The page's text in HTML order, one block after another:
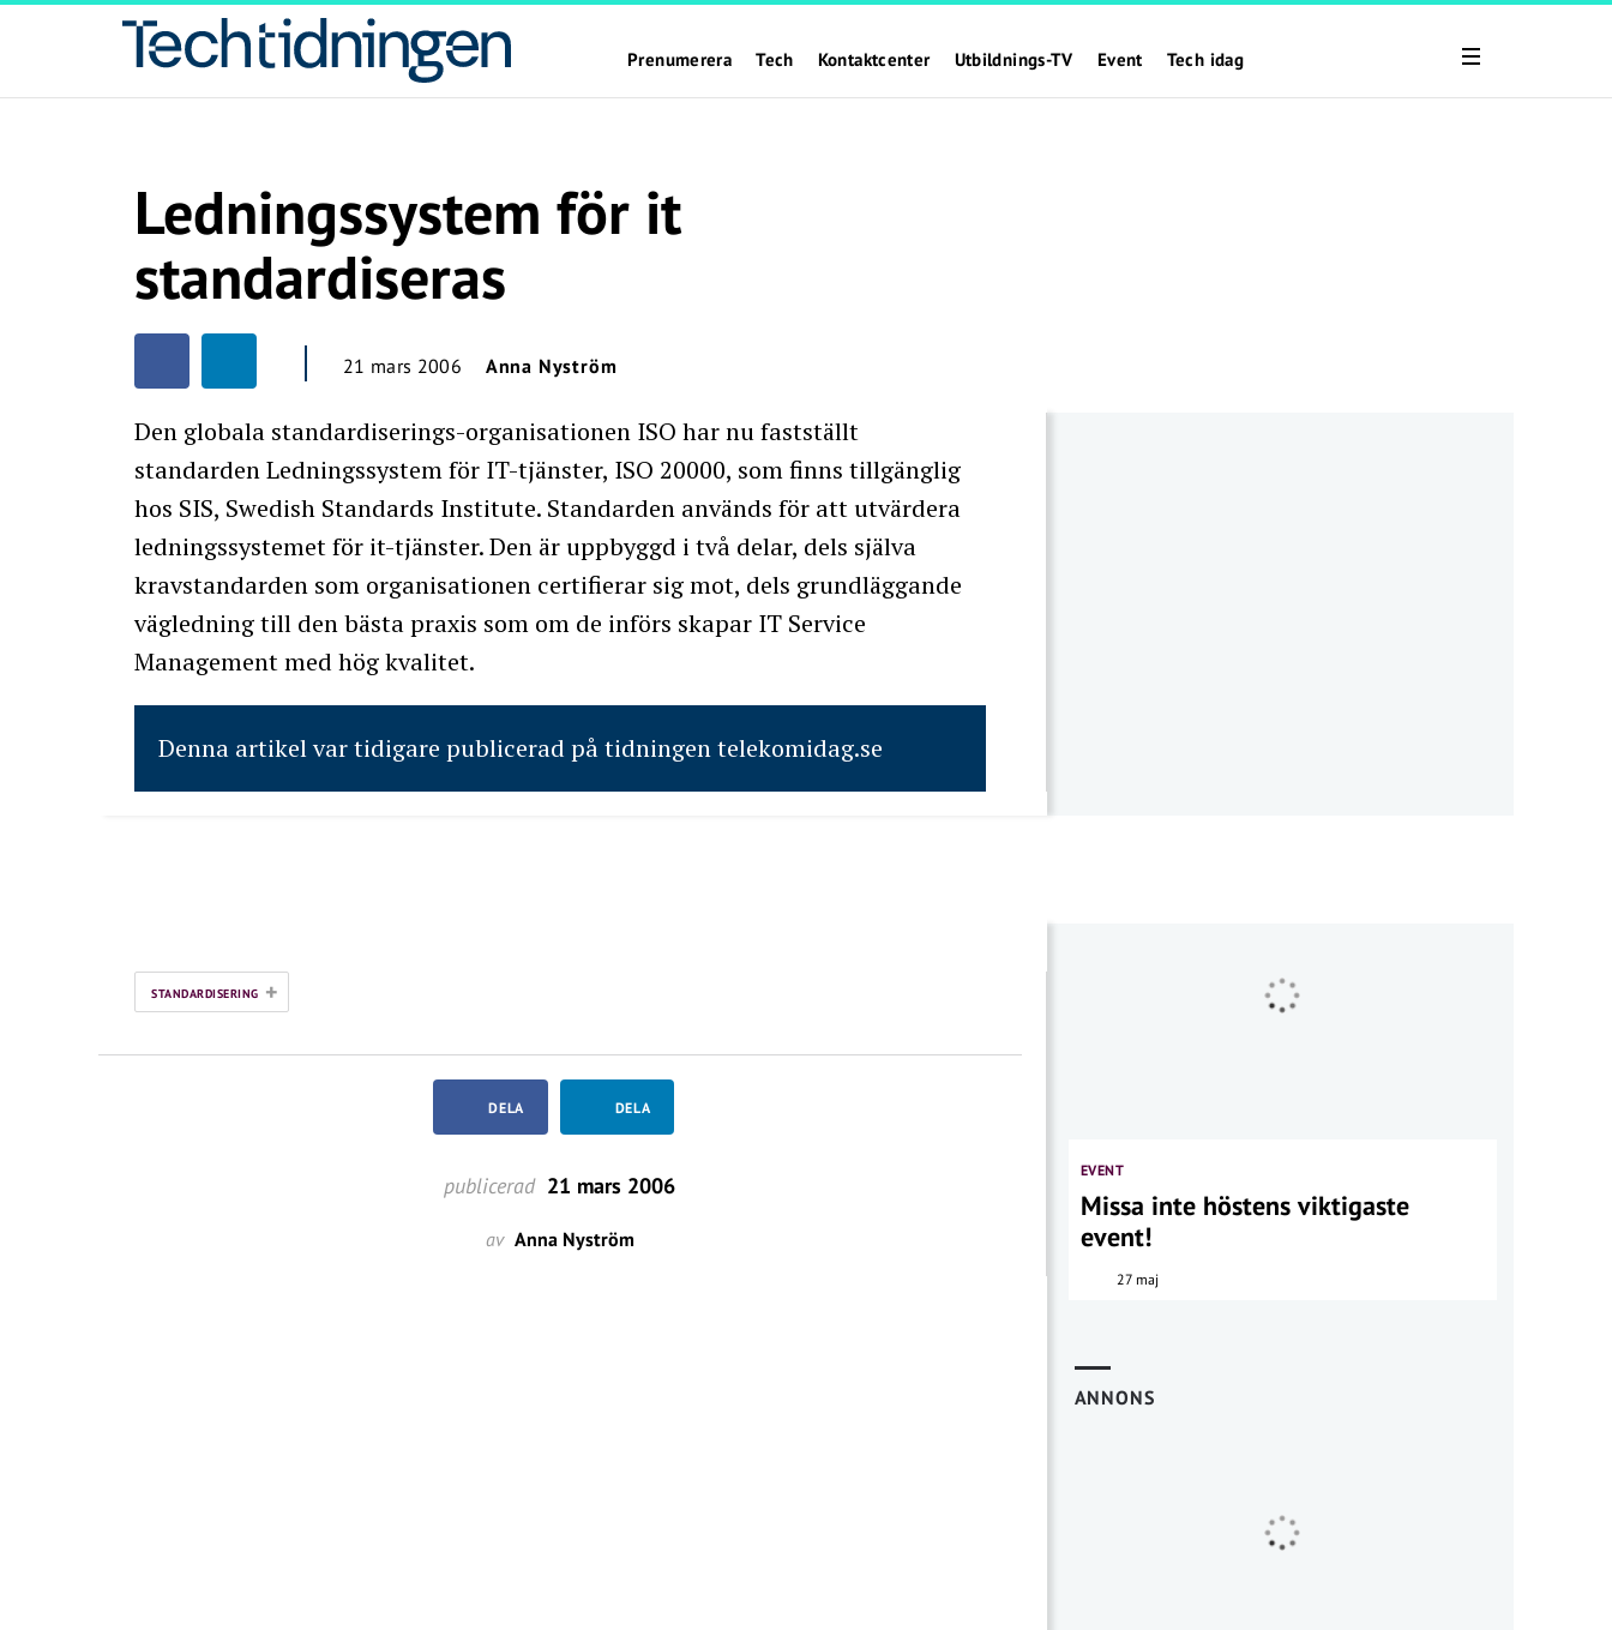
Prenumerera Tech Kontaktcenter Utbildnings-TV Event Tech idag
Ledningssystem för it
standardiseras
21 mars 2006 Anna Nyström
Den globala standardiserings-organisationen ISO har nu fastställt
standarden Ledningssystem för IT-tjänster, ISO 20000, som finns tillgänglig
hos SIS, Swedish Standards Institute. Standarden används för att utvärdera
ledningssystemet för it-tjänster. Den är uppbyggd i två delar, dels själva
kravstandarden som organisationen certifierar sig mot, dels grundläggande
vägledning till den bästa praxis som om de införs skapar IT Service
Management med hög kvalitet.
Denna artikel var tidigare publicerad på tidningen telekomidag.se
STANDARDISERING +
DELA DELA
publicerad 21 mars 2006
av Anna Nyström
EVENT
Missa inte höstens viktigaste
event!
27 maj
ANNONS